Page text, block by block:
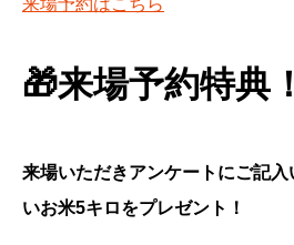
来場予約はこちら
🎁来場予約特典
来場いただきアンケートにご記
いお米5キロをプレゼント！